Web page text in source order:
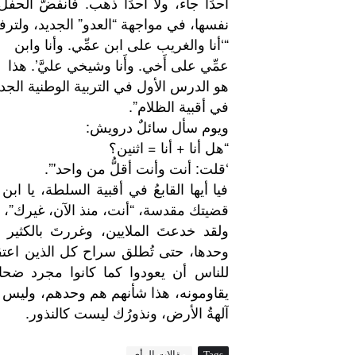
نفسها، في مواجهة “العدو” الجديد،
“‘أنا والغريب على ابن عمِّي. وأنا وابن
عمِّي على أَخي. وأَنا وشيخي عليَّ’. هذا
هو الدرس الأول في التربية الوطنية
في أقبية الظلام”.
ويوم سأل سائلٌ درويش:
“هل أنا + أنا = اثنين؟
‘قلت: أنت وأنت أقلُّ من واحد'”.
فيا أيها القابعُ في أقبية السلطة، يا
قضيتك مقدسة، “أنت، منذ الآن،
ولقد خدعتَ الملايين، وغررتَ بالكثير
وحدها، حتى تُطلق سراح كل الذين
للناس
أن يعودوا كما كانوا مجرد
يقاومونه، هذا شأنهم هم وحدهم، وليس
آلهةُ الأرض، ونذورُك ليست كالنذور .